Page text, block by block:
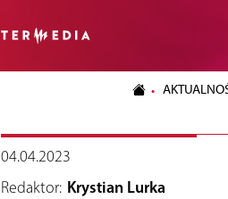
04.04.2023
Redaktor: Krystian Lurka